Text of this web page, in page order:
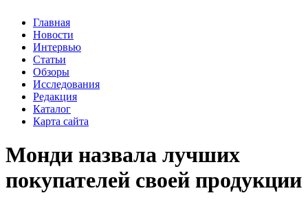
Главная
Новости
Интервью
Статьи
Обзоры
Исследования
Редакция
Каталог
Карта сайта
Монди назвала лучших
покупателей своей продукции